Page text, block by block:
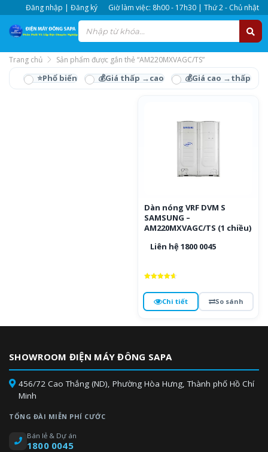
Đăng nhập | Đăng ký Giờ làm việc: 8h00 - 17h30 | Thứ 2 - Chủ nhật
Trang chủ Sản phẩm được gắn thẻ “AM220MXVAGC/TS”
AM220MXVAGC/TS
Dàn nóng VRF DVM S
SAMSUNG –
AM220MXVAGC/TS (1 chiều)
Liên hệ 1800 0045
5 saoChi tiết So sánh
SHOWROOM ĐIỆN MÁY ĐÔNG SAPA
456/72 Cao Thắng (ND), Phường Hòa Hưng, Thành phố Hồ Chí
Minh
TỔNG ĐÀI MIỄN PHÍ CƯỚC
Bán lẻ & Dự án
1800 0045